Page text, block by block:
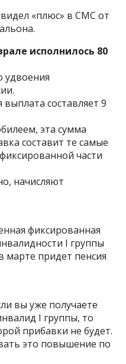
«плюс» в СМС от
исполнилось 80
удвоения
составляет 9
эта сумма
составит те самые
части
начисляют
фиксированная
I группы
марте придет пенсия
вы уже получаете
I группы, то
прибавки не будет.
это повышение по